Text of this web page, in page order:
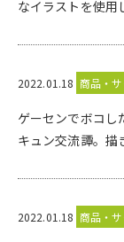
なイラストを使用
2022.01.18 商品・
ゲーセンでボコ
キュン交流譚。描
2022.01.18 商品・